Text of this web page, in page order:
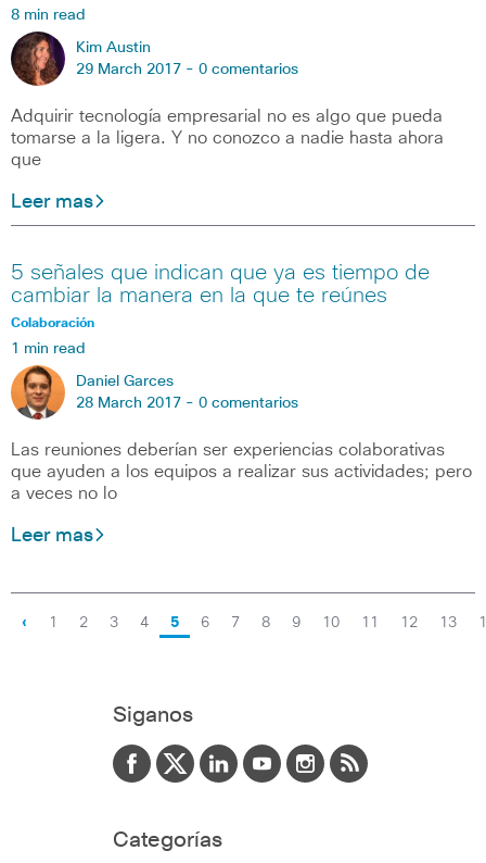
8 min read
Kim Austin
29 March 2017 - 0 comentarios
Adquirir tecnología empresarial no es algo que pueda
tomarse a la ligera. Y no conozco a nadie hasta ahora
que
Leer mas
5 señales que indican que ya es tiempo de
cambiar la manera en la que te reúnes
Colaboración
1 min read
Daniel Garces
28 March 2017 - 0 comentarios
Las reuniones deberían ser experiencias colaborativas
que ayuden a los equipos a realizar sus actividades; pero
a veces no lo
Leer mas
‹ 1 2 3 4 5 6 7 8 9 10 11 12 13
Siganos
Categorías